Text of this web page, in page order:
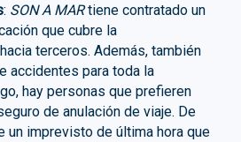
: SON A MARtiene contratado un
que cubre la
terceros. Además, también
accidentes para toda la
hay personas que prefieren
de anulación de viaje. De
un imprevisto de última hora que